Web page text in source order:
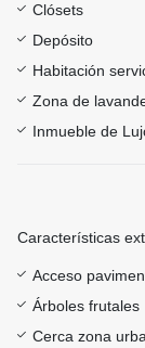
Clósets
Depósito
Habitación
Zona de
Inmueble de
Características
Acceso
Árboles frutales
Cerca zona